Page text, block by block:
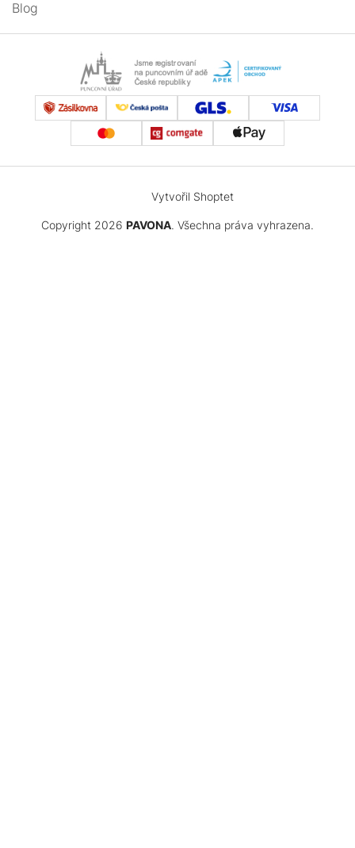
Blog
Vytvořil Shoptet
Copyright 2026 PAVONA. Všechna práva vyhrazena.